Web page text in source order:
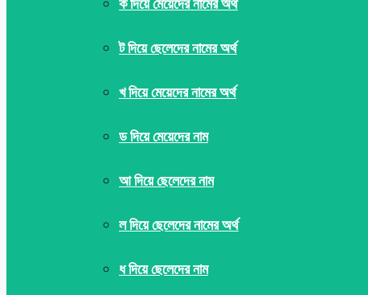
ট দিয়ে ছেলেদের নামের অর্থ
খ দিয়ে মেয়েদের নামের অর্থ
ড দিয়ে মেয়েদের নাম
আ দিয়ে ছেলেদের নাম
ল দিয়ে ছেলেদের নামের অর্থ
ধ দিয়ে ছেলেদের নাম